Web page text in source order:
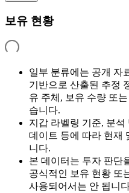
보유 현황
일부 분류에는 공개 자
기반으로 산출된 추정
유 주체, 보유 수량 또
습니다.
지갑 라벨링 기준, 분석
데이트 등에 따라 현재
니다.
본 데이터는 투자 판단
공식적인 보유 현황 또
사용되어서는 안 됩니